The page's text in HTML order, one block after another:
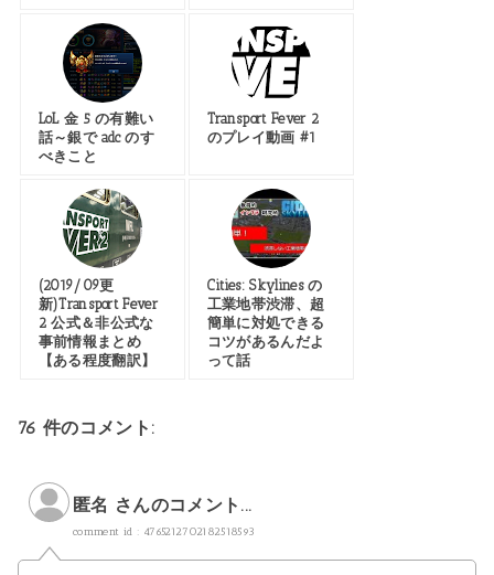
LoL 金 5 の有難い
話～銀で adc のす
べきこと
Transport Fever 2
のプレイ動画 #1
(2019/09更
新)Transport Fever
2 公式＆非公式な
事前情報まとめ
【ある程度翻訳】
Cities: Skylines の
工業地帯渋滞、超
簡単に対処できる
コツがあるんだよ
って話
76 件のコメント:
匿名 さんのコメント...
comment id : 4765212702182518593